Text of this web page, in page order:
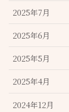
2025年7月
2025年6月
2025年5月
2025年4月
2024年12月